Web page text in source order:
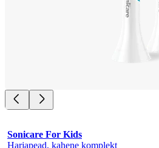
Sonicare For Kids
Harjapead, kahene komplekt